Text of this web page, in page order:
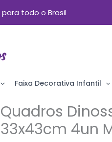
para todo o Brasil
Faixa Decorativa Infantil
Quadros
33x43cm 4un
Quadros
Dinossauro